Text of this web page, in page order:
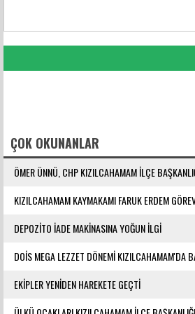
ÇOK OKUNANLAR
ÖMER ÜNNÜ, CHP KIZILCAHAMAM İLÇE
KIZILCAHAMAM KAYMAKAMI FARUK ERDEM
DEPOZİTO İADE MAKİNASINA YOĞUN İLGİ
DOİS MEGA LEZZET DÖNEMİ KIZILCAHAMAM'DA
EKİPLER YENİDEN HAREKETE GEÇTİ